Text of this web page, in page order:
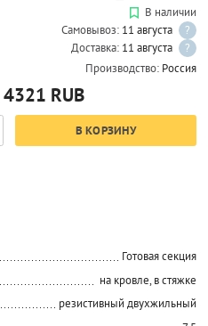
В наличии
Самовывоз: 11 августа
?
Доставка: 11 августа
?
Производство: Россия
4321 RUB
В КОРЗИНУ
Готовая секция
на кровле, в стяжке
резистивный двухжильный